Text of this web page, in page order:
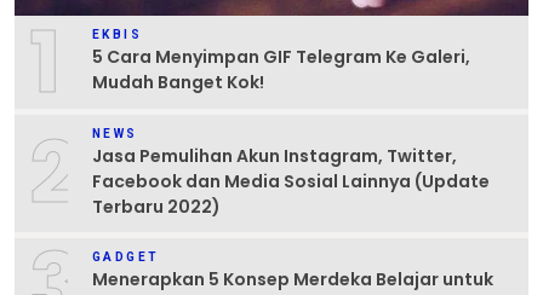
1 EKBIS
5 Cara Menyimpan GIF Telegram Ke Galeri,
Mudah Banget Kok!
2 NEWS
Jasa Pemulihan Akun Instagram, Twitter,
Facebook dan Media Sosial Lainnya (Update
Terbaru 2022)
GADGET
Menerapkan 5 Konsep Merdeka Belajar untuk